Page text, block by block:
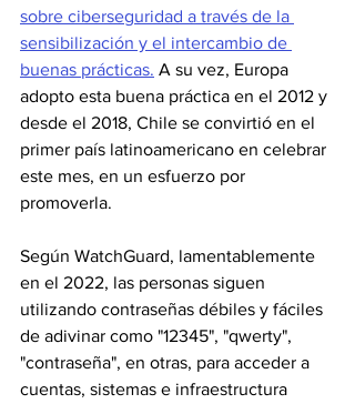
sobre ciberseguridad a través de la
sensibilización y el intercambio de
buenas prácticas. A su vez, Europa
adopto esta buena práctica en el 2012 y
desde el 2018, Chile se convirtió en el
primer país latinoamericano en celebrar
este mes, en un esfuerzo por
promoverla.
Según WatchGuard, lamentablemente
en el 2022, las personas siguen
utilizando contraseñas débiles y fáciles
de adivinar como "12345", "qwerty",
"contraseña", en otras, para acceder a
cuentas, sistemas e infraestructura